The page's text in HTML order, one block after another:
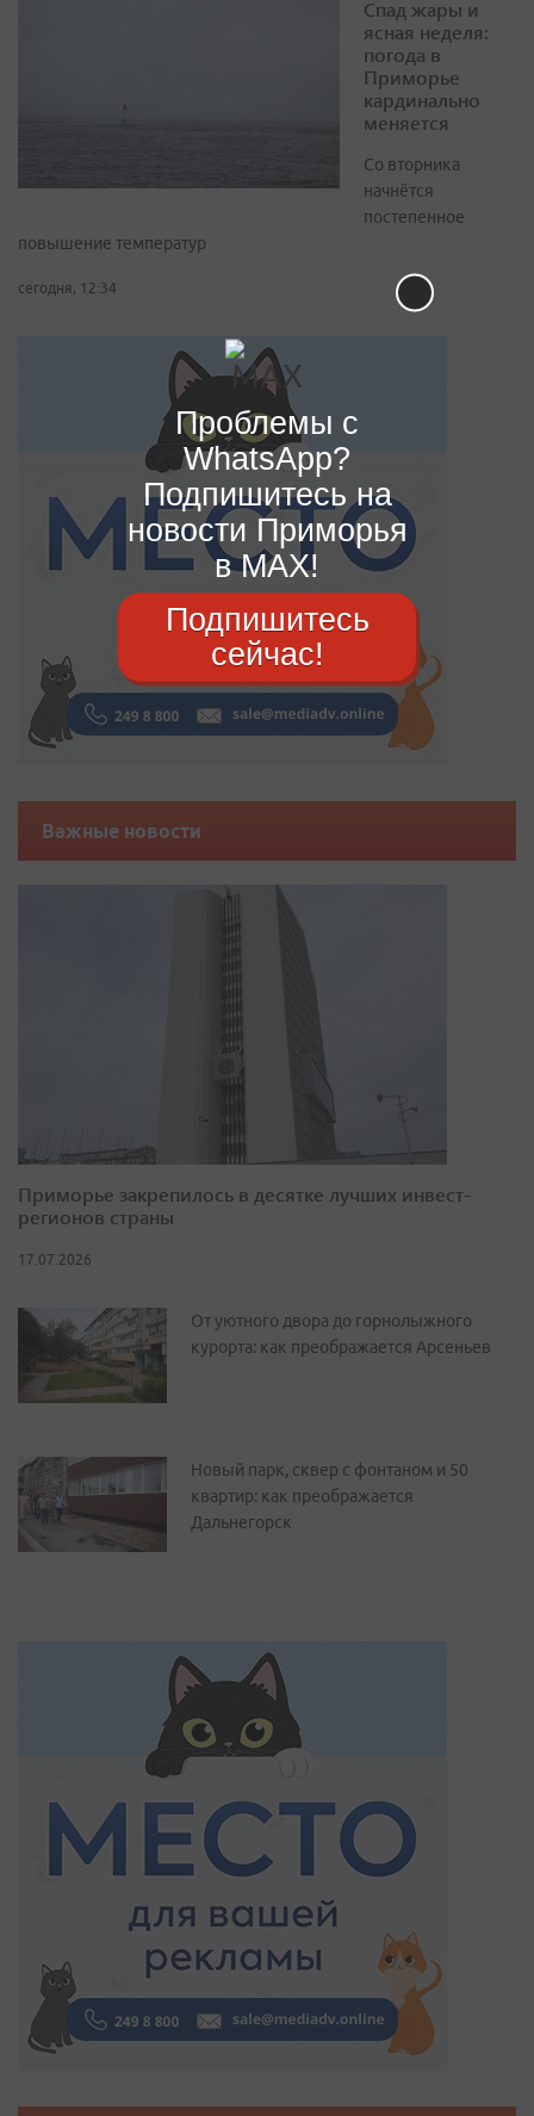
Спад жары и
ясная неделя:
погода в
Приморье
кардинально
меняется
Со вторника
начнётся
постепенное
повышение температур
сегодня, 12:34
Важные новости
Приморье закрепилось в десятке лучших инвест-
регионов страны
17.07.2026
От уютного двора до горнолыжного
курорта: как преображается Арсеньев
Новый парк, сквер с фонтаном и 50
квартир: как преображается
Дальнегорск
Проблемы с
WhatsApp?
Подпишитесь на
новости Приморья
в MAX!
Подпишитесь
сейчас!